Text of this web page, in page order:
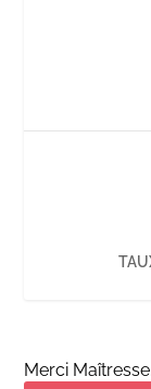
Merci